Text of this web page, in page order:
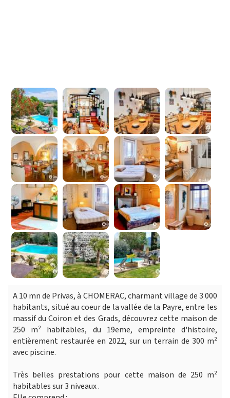
A 10 mn de Privas, à CHOMERAC, charmant village de 3 000
habitants, situé au coeur de la vallée de la Payre, entre les
massif du Coiron et des Grads, découvrez cette maison de
250 m² habitables, du 19eme, empreinte d'histoire,
entièrement restaurée en 2022, sur un terrain de 300 m²
avec piscine.
Très belles prestations pour cette maison de 250 m²
habitables sur 3 niveaux .